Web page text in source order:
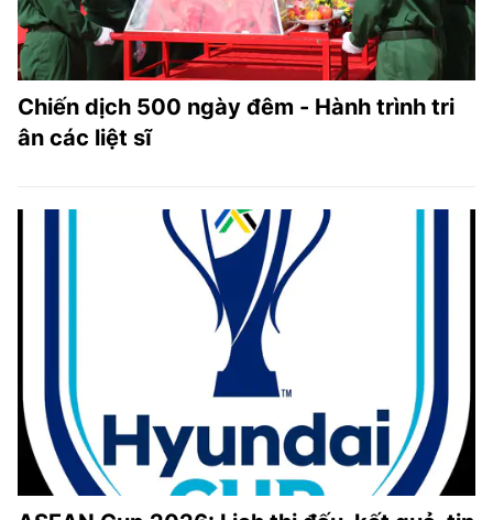
Chiến dịch 500 ngày đêm - Hành trình tri
ân các liệt sĩ